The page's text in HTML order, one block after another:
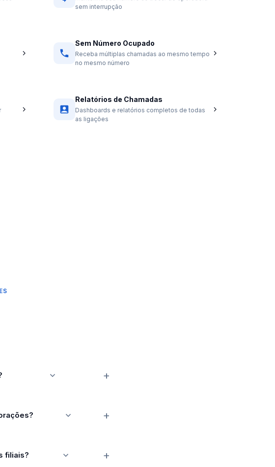
sem interrupção
Sem Número Ocupado
Receba múltiplas chamadas ao mesmo tempo
no mesmo número
Relatórios de Chamadas
Dashboards e relatórios completos de todas
as ligações
filiais?